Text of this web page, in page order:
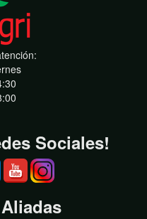
Sociales!